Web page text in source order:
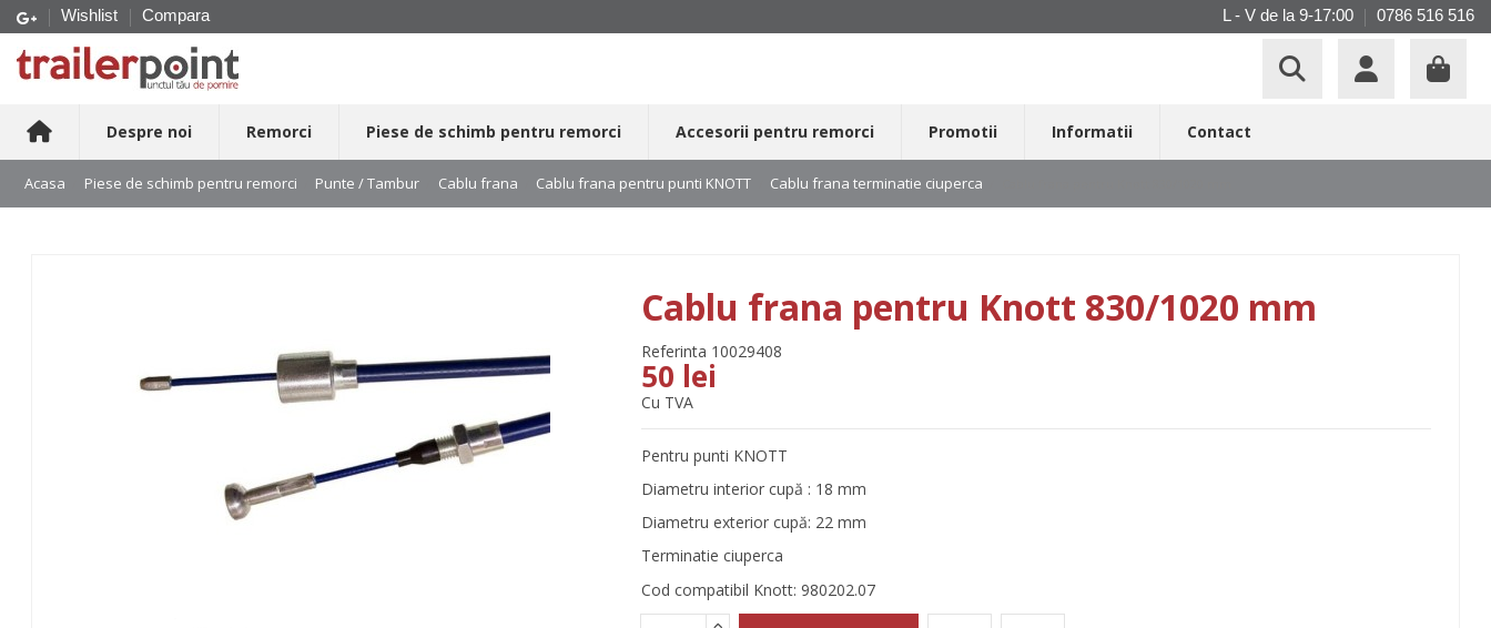
Wishlist Compara L - V de la 9-17:00 0786 516 516
Despre noi Remorci Piese de schimb pentru remorci Accesorii pentru remorci Promotii Informatii Contact
Acasa Piese de schimb pentru remorci Punte / Tambur Cablu frana Cablu frana pentru punti KNOTT Cablu frana terminatie ciuperca
Cablu frana pentru Knott 830/1020 mm
Referinta 10029408
50 lei
Cu TVA
Pentru punti KNOTT
Diametru interior cupă : 18 mm
Diametru exterior cupă: 22 mm
Terminatie ciuperca
Cod compatibil Knott: 980202.07